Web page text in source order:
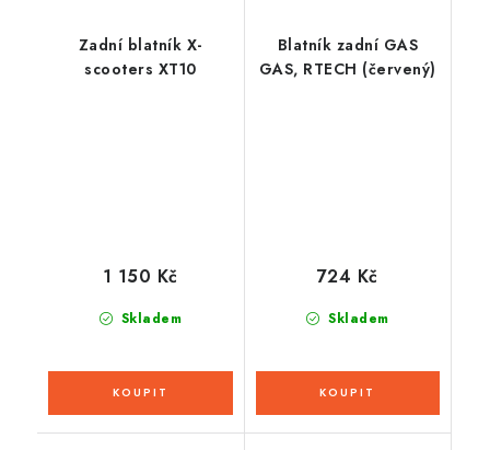
Zadní blatník X-
scooters XT10
Skladem
1 150 Kč
Blatník zadní GAS
GAS, RTECH (červený)
Skladem
724 Kč